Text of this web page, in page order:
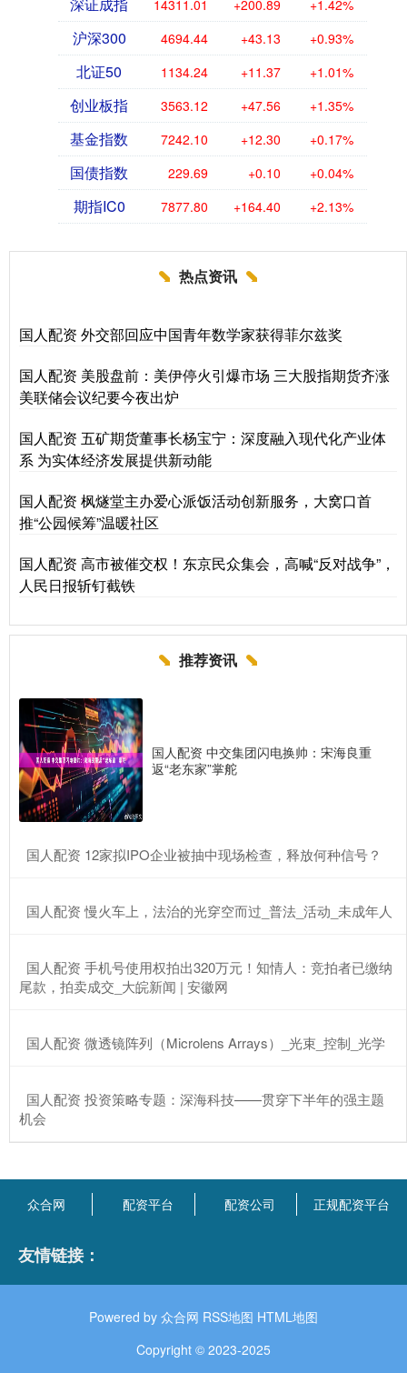
14311.01 +200.89 +1.42%
沪深300 4694.44 +43.13 +0.93%
北证50 1134.24 +11.37 +1.01%
创业板指 3563.12 +47.56 +1.35%
基金指数 7242.10 +12.30 +0.17%
国债指数 229.69 +0.10 +0.04%
期指IC0 7877.80 +164.40 +2.13%
热点资讯
国人配资 外交部回应中国青年数学家获得菲尔兹奖
国人配资 美股盘前：美伊停火引爆市场 三大股指期货齐涨
美联储会议纪要今夜出炉
国人配资 五矿期货董事长杨宝宁：深度融入现代化产业体
系 为实体经济发展提供新动能
国人配资 枫燧堂主办爱心派饭活动创新服务，大窝口首
推“公园候筹”温暖社区
国人配资 高市被催交权！东京民众集会，高喊“反对战争”，
人民日报斩钉截铁
推荐资讯
国人配资 中交集团闪电换帅：宋海良重
返“老东家”掌舵
​国人配资 12家拟IPO企业被抽中现场检查，释放何种信号？
​国人配资 慢火车上，法治的光穿空而过_普法_活动_未成年人
​国人配资 手机号使用权拍出320万元！知情人：竞拍者已缴纳
尾款，拍卖成交_大皖新闻 | 安徽网
​国人配资 微透镜阵列（Microlens Arrays）_光束_控制_光学
​国人配资 投资策略专题：深海科技——贯穿下半年的强主题
机会
众合网 配资平台 配资公司 正规配资平台
友情链接：
Powered by 众合网 RSS地图 HTML地图
Copyright © 2023-2025